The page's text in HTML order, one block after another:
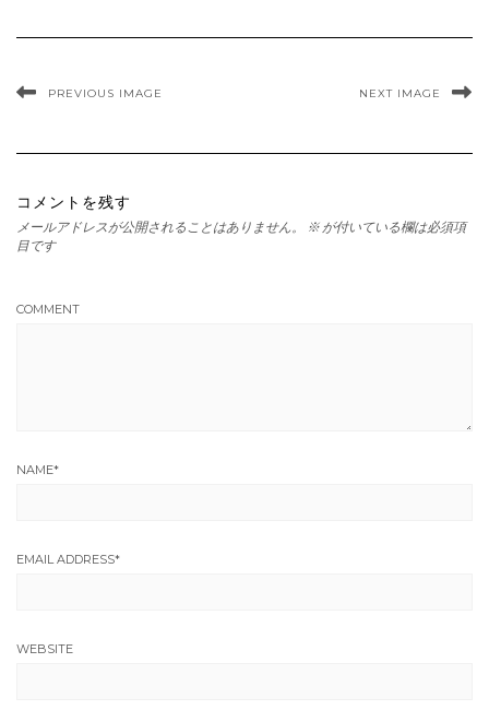
PREVIOUS IMAGE NEXT IMAGE
コメントを残す
メールアドレスが公開されることはありません。 ※ が付いている欄は必須項
目です
COMMENT
NAME*
EMAIL ADDRESS*
WEBSITE